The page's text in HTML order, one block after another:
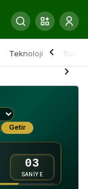
Teknoloji
Getir
02
SANİYE
0 Paylaş